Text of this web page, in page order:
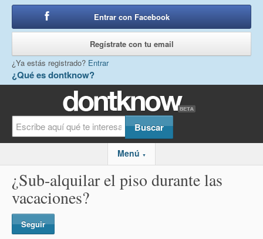
¿Qué es dontknow?
Entrar con Facebook
Regístrate con tu email
¿Ya estás registrado? Entrar
Menú ▼
¿Sub-alquilar el piso durante las
vacaciones?
Seguir